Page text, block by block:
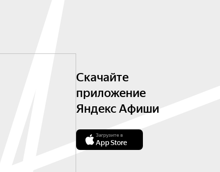
Скачайте
приложение
Яндекс Афиши
Загрузите в
App Store